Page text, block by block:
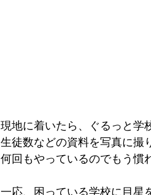
現地に着いたら、ぐるっと学
生徒数などの資料を写真に撮
何回もやっているのでもう慣
一応、困っている学校に目星